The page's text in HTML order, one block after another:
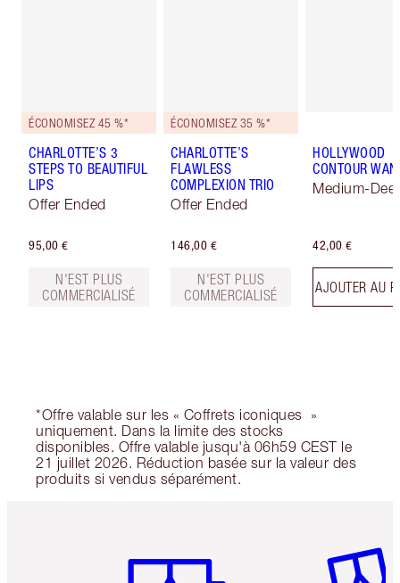
ÉCONOMISEZ 45 %*
CHARLOTTE’S 3
STEPS TO BEAUTIFUL
LIPS
Offer Ended
95,00 €
N'EST PLUS
COMMERCIALISÉ
ÉCONOMISEZ 35 %*
CHARLOTTE’S
FLAWLESS
COMPLEXION TRIO
Offer Ended
146,00 €
N'EST PLUS
COMMERCIALISÉ
HOLLYWOOD
CONTOUR
Medium-
42,00 €
AJOUTER AU
*Offre valable sur les « Coffrets iconiques »
uniquement. Dans la limite des stocks
disponibles. Offre valable jusqu'à 06h59 CEST le
21 juillet 2026. Réduction basée sur la valeur des
produits si vendus séparément.